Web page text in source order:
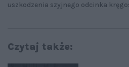
uszkodzenia szyjnego odcinka
Czytaj także: